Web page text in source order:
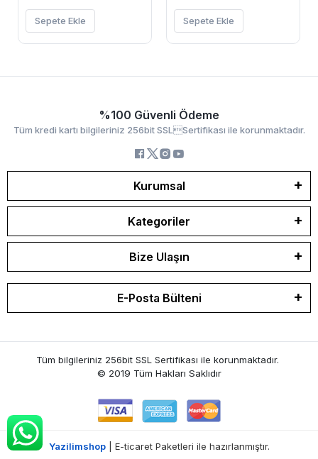
Sepete Ekle Sepete Ekle
%100 Güvenli Ödeme
Tüm kredi kartı bilgileriniz 256bit SSLSertifikası ile korunmaktadır.
Kurumsal
Kategoriler
Bize Ulaşın
E-Posta Bülteni
Tüm bilgileriniz 256bit SSL Sertifikası ile korunmaktadır.
© 2019 Tüm Hakları Saklıdır
Yazilimshop| E-ticaret Paketleri ile hazırlanmıştır.